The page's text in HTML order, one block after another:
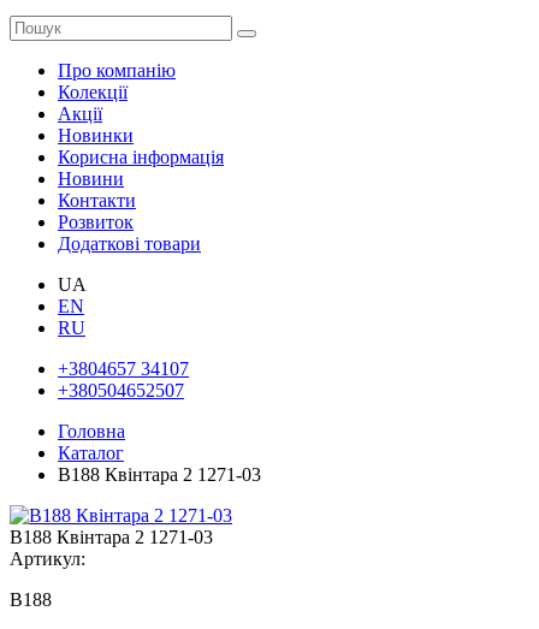
Про компанію
Колекції
Акції
Новинки
Корисна інформація
Новини
Контакти
Розвиток
Додаткові товари
UA
EN
RU
+3804657 34107
+380504652507
Головна
Каталог
В188 Квінтара 2 1271-03
В188 Квінтара 2 1271-03
Артикул:
В188